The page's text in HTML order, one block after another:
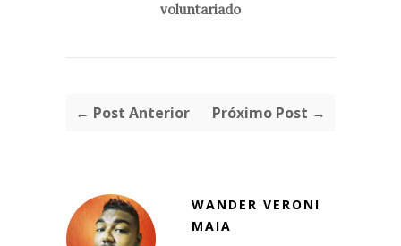
voluntariado
← Post Anterior Próximo Post →
WANDER VERONI
MAIA